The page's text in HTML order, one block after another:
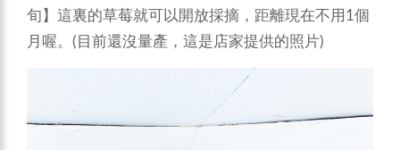
旬】這裏的草莓就可以開放採摘，距離現在不用1個
月喔。(目前還沒量產，這是店家提供的照片)